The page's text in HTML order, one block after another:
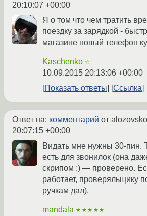
20:10:07 +00:00
Я о том что чем тратить
поездку за зарядкой -
магазине новый телефон
Kaschenko ☆
10.09.2015 20:13:06 +00:00
Показать ответы
Ссылка
Ответ на: комментарий от
20:07:15 +00:00
Видать мне нужны 30-пин.
есть для звонилок (она
скрипом :) — проверено.
работает, проверяльщику
ручкам дал).
mandala ★★★★★